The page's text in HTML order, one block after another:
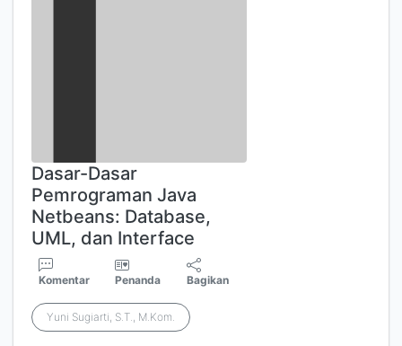
Dasar-Dasar
Pemrograman Java
Netbeans: Database,
UML, dan Interface
Komentar Penanda Bagikan
Yuni Sugiarti, S.T., M.Kom.